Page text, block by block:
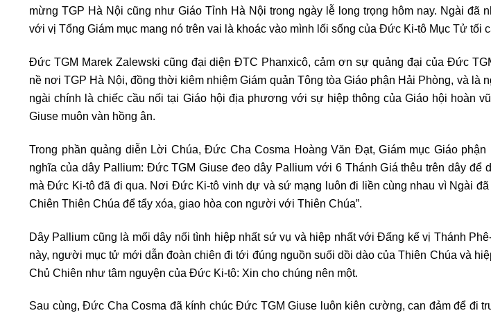
mừng TGP Hà Nội cũng như Giáo Tỉnh Hà Nội trong ngày lễ long trọng hôm nay. Ngài đã
với vị Tổng Giám mục mang nó trên vai là khoác vào mình lối sống của Đức Ki-tô Mục Tử tối
Đức TGM Marek Zalewski cũng đại diện ĐTC Phanxicô, cảm ơn sự quảng đại của Đức
nề nơi TGP Hà Nội, đồng thời kiêm nhiệm Giám quản Tông tòa Giáo phận Hải Phòng, và là
ngài chính là chiếc cầu nối tại Giáo hội địa phương với sự hiệp thông của Giáo hội hoàn
Giuse muôn vàn hồng ân.
Trong phần quảng diễn Lời Chúa, Đức Cha Cosma Hoàng Văn Đạt, Giám mục Giáo
nghĩa của dây Pallium: Đức TGM Giuse đeo dây Pallium với 6 Thánh Giá thêu trên dây để
mà Đức Ki-tô đã đi qua. Nơi Đức Ki-tô vinh dự và sứ mạng luôn đi liền cùng nhau vì Ngài đã
Chiên Thiên Chúa để tẩy xóa, giao hòa con người với Thiên Chúa”.
Dây Pallium cũng là mối dây nối tình hiệp nhất sứ vụ và hiệp nhất với Đấng kế vị Thánh
này, người mục tử mới dẫn đoàn chiên đi tới đúng nguồn suối dồi dào của Thiên Chúa và
Chủ Chiên như tâm nguyện của Đức Ki-tô: Xin cho chúng nên một.
Sau cùng, Đức Cha Cosma đã kính chúc Đức TGM Giuse luôn kiên cường, can đảm để đi